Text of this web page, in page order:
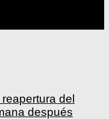
del
después